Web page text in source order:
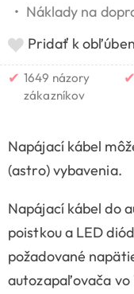
• Náklady na
Pridať k
✔ 1649 názory
zákazníkov
✔
Napájací kábel
(astro) vybavenia.
Napájací kábel do
poistkou a LED
požadované
autozapaľovača vo